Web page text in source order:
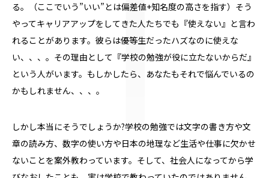
る。（ここでいう”いい”とは偏差値+知名度の高さを指す）そう
やってキャリアアップをしてきた人たちでも『使えない』と言わ
れることがあります。彼らは優等生だったハズなのに使えな
い、、、。その理由として『学校の勉強が役に立たないからだ』
という人がいます。もしかしたら、あなたもそれで悩んでいるの
かもしれません、、、。
しかし本当にそうでしょうか?学校の勉強では文字の書き方や文
章の読み方、数字の使い方や日本の地理など生活や仕事に欠かせ
ないことを案外教わっています。そして、社会人になってから学